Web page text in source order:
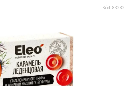
Kód:83282